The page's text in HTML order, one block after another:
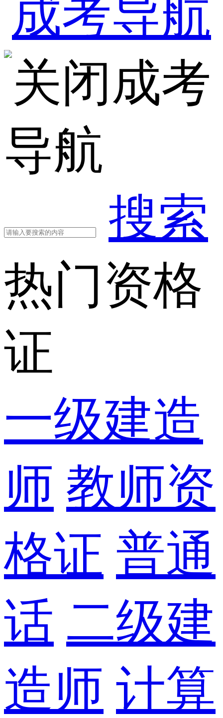
成考
导航
搜索
热门资格
证
一级建造
师 教师资
格证 普通
话 二级建
造师 计算